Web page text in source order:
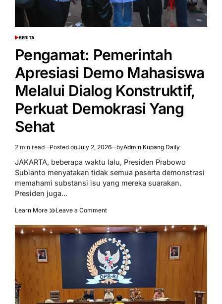
POSTED
BERITA
Pengamat: Pemerintah
Apresiasi Demo Mahasiswa
Melalui Dialog Konstruktif,
Perkuat Demokrasi Yang
Sehat
Estimated
read
time
2 min read Posted onJuly 2, 2026 byAdmin Kupang Daily
JAKARTA, beberapa waktu lalu, Presiden Prabowo
Subianto menyatakan tidak semua peserta demonstrasi
memahami substansi isu yang mereka suarakan.
Presiden juga…
Learn More Leave a Commenton
Pemerintah
Apresiasi
Demo
Mahasiswa
Melalui
Dialog
Konstruktif,
Perkuat
Demokrasi